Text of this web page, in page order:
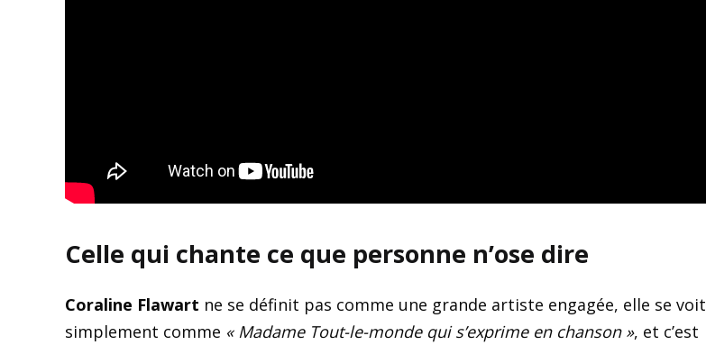
Celle qui chante ce que personne n’ose dire
Coraline Flawart ne se définit pas comme une grande artiste engagée, elle se voit
simplement comme « Madame Tout-le-monde qui s’exprime en chanson », et c’est